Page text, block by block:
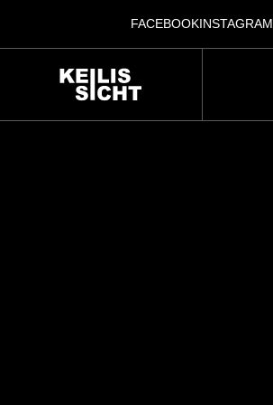
FACEBOOKINSTAGRAM